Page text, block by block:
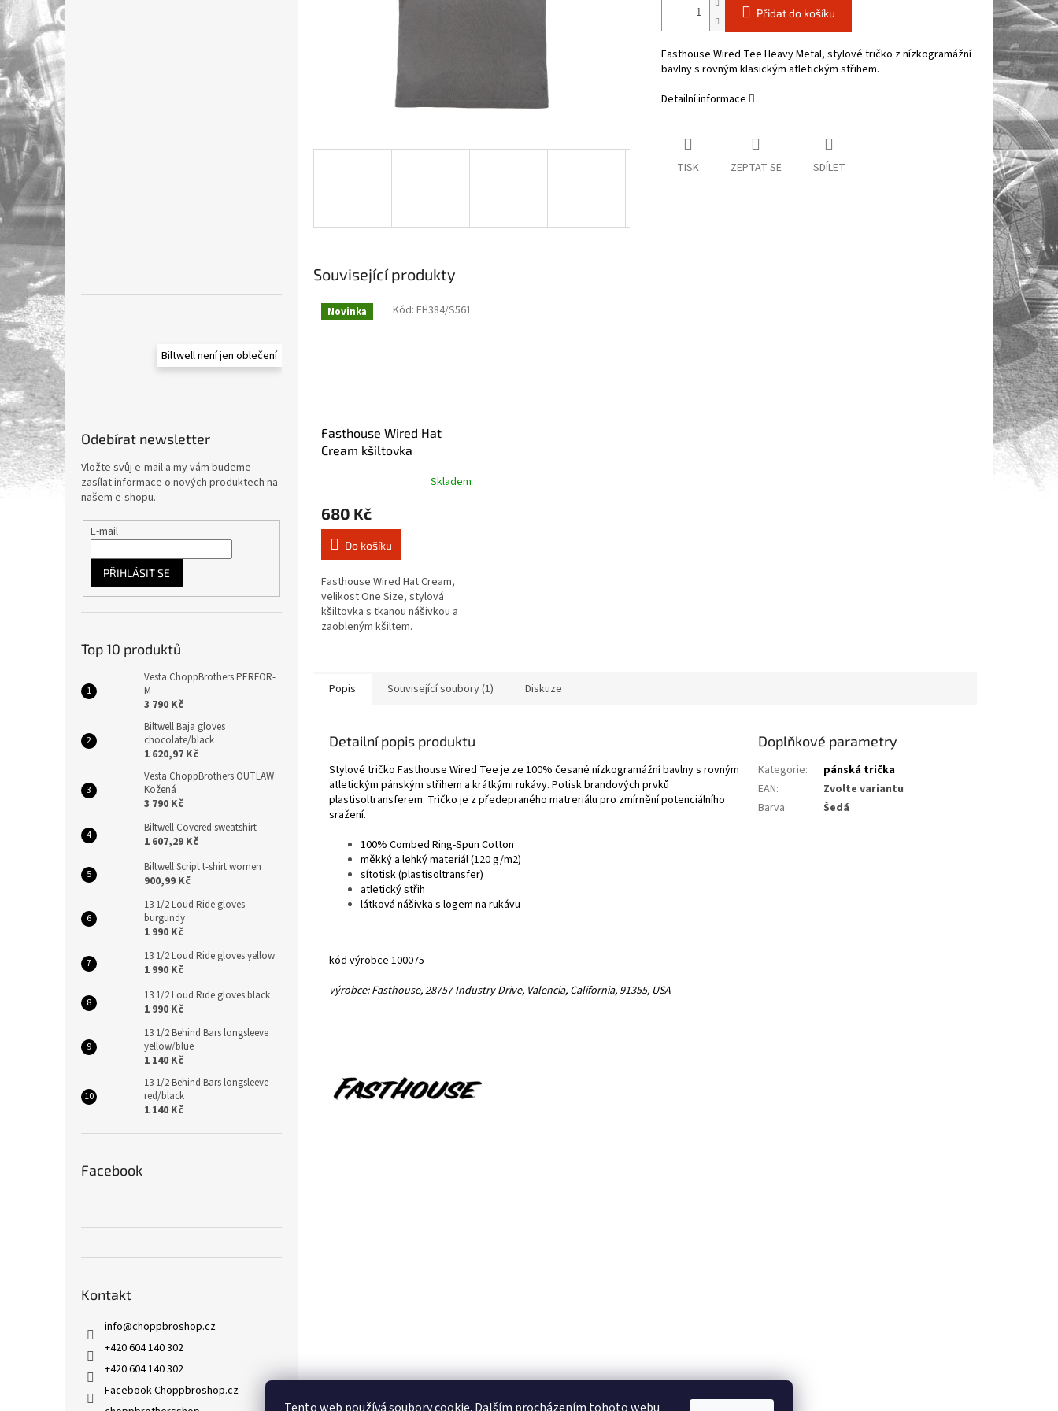
n
e
Biltwell není jen oblečení
Odebírat newsletter
Vložte svůj e-mail a my vám budeme
zasílat informace o nových produktech na
našem e-shopu.
E-mail
PŘIHLÁSIT SE
Top 10 produktů
Vesta ChoppBrothers PERFOR-
M
3 790 Kč
Biltwell Baja gloves
chocolate/black
1 620,97 Kč
Vesta ChoppBrothers OUTLAW
Kožená
3 790 Kč
Biltwell Covered sweatshirt
1 607,29 Kč
Biltwell Script t-shirt women
900,99 Kč
13 1/2 Loud Ride gloves
burgundy
1 990 Kč
13 1/2 Loud Ride gloves yellow
1 990 Kč
13 1/2 Loud Ride gloves black
1 990 Kč
13 1/2 Behind Bars longsleeve
yellow/blue
1 140 Kč
13 1/2 Behind Bars longsleeve
red/black
1 140 Kč
Facebook
Kontakt
info@choppbroshop.cz
+420 604 140 302
+420 604 140 302
Facebook Choppbroshop.cz
Přidat do košíku
Fasthouse Wired Tee Heavy Metal, stylové tričko z nízkogramážní
bavlny s rovným klasickým atletickým střihem.
Detailní informace
TISK ZEPTAT SE SDÍLET
Související produkty
Novinka
Fasthouse Wired Hat
Cream kšiltovka
Skladem
680 Kč
Do košíku
Fasthouse Wired Hat Cream,
velikost One Size, stylová
kšiltovka s tkanou nášivkou a
zaobleným kšiltem.
Kód: FH384/S561
Popis Související soubory (1) Diskuze
Detailní popis produktu
Stylové tričko Fasthouse Wired Tee je ze 100% česané nízkogramážní bavlny s rovným
atletickým pánským střihem a krátkými rukávy. Potisk brandových prvků
plastisoltransferem. Tričko je z předepraného matreriálu pro zmírnění potenciálního
sražení.
100% Combed Ring-Spun Cotton
měkký a lehký materiál (120 g/m2)
sítotisk (plastisoltransfer)
atletický střih
látková nášivka s logem na rukávu
kód výrobce 100075
výrobce: Fasthouse, 28757 Industry Drive, Valencia, California, 91355, USA
Doplňkové parametry
Kategorie:
pánská trička
EAN:
Zvolte variantu
Barva: Šedá